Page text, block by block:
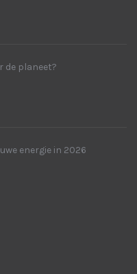
de planeet?
energie in 2026